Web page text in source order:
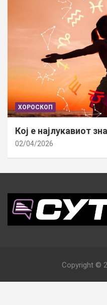
ХОРОСКОП
Кој е најлукавиот
02/04/2026
Copyright ©